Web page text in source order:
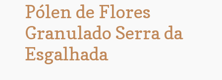
Pólen de Flores
Granulado Serra da
Esgalhada